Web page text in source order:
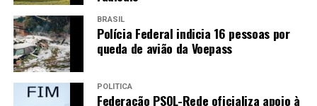
TAGS
PRÓXIMO
Caesb conclui rede de água no Arapoanga e atende 1,4
mil moradores
Empresários do DF conhecem oportunidades de negócios
BRASIL
Polícia Federal indicia 16 pessoas por
queda de avião da Voepass
POLÍTICA
Federação PSOL-Rede oficializa apoio à